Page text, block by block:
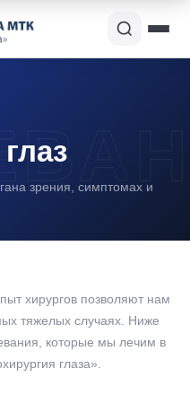
зрения, симптомах и
хирургов позволяют нам
тяжелых случаях. Ниже
которые мы лечим в
глаза».